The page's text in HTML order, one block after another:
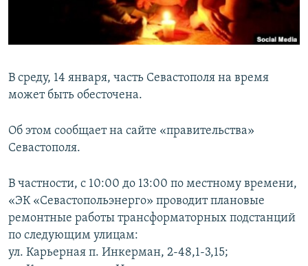
ПОБЕДИТЕЛЕЙ НЕ СУДЯТ?
УКРАИНСКАЯ ПРОБЛЕМА КРЫМА
ПРИСОЕДИНЯЙТЕСЬ!
В среду, 14 января, часть Севастополя на время
может быть обесточена.
Об этом сообщает на сайте «правительства»
Севастополя.
В частности, с 10:00 до 13:00 по местному времени,
«ЭК «Севастопольэнерго» проводит плановые
ремонтные работы трансформаторных подстанций
по следующим улицам:
ул. Карьерная п. Инкерман, 2-48,1-3,15;